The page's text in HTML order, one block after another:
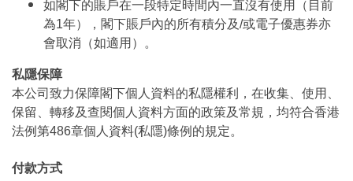
如閣下的賬戶在一段特定時間內一直沒有使用（目前
為1年），閣下賬戶內的所有積分及/或電子優惠券亦
會取消（如適用）。
私隱保障
本公司致力保障閣下個人資料的私隱權利，在收集、使用、
保留、轉移及查閱個人資料方面的政策及常規，均符合香港
法例第486章個人資料(私隱)條例的規定。
付款方式